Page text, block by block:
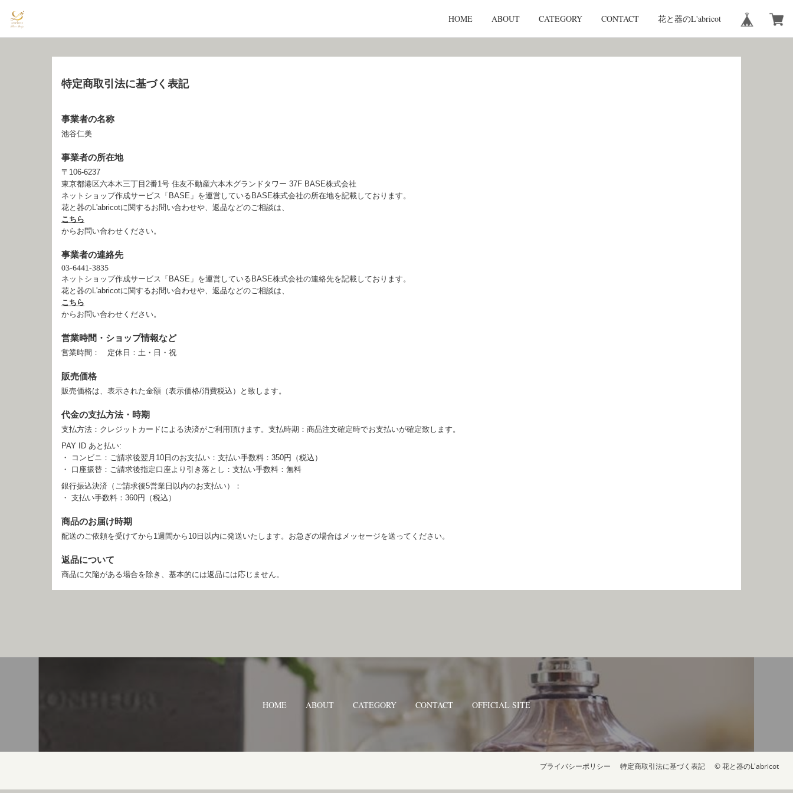
HOME ABOUT CATEGORY CONTACT 花と器のL'abricot
特定商取引法に基づく表記
事業者の名称
池谷仁美
事業者の所在地
〒106-6237
東京都港区六本木三丁目2番1号 住友不動産六本木グランドタワー 37F BASE株式会社
ネットショップ作成サービス「BASE」を運営しているBASE株式会社の所在地を記載しております。
花と器のL'abricotに関するお問い合わせや、返品などのご相談は、
こちら
からお問い合わせください。
事業者の連絡先
ネットショップ作成サービス「BASE」を運営しているBASE株式会社の連絡先を記載しております。
花と器のL'abricotに関するお問い合わせや、返品などのご相談は、
こちら
からお問い合わせください。
営業時間・ショップ情報など
営業時間： 定休日：土・日・祝
販売価格
販売価格は、表示された金額（表示価格/消費税込）と致します。
代金の支払方法・時期
支払方法：クレジットカードによる決済がご利用頂けます。支払時期：商品注文確定時でお支払いが確定致します。
PAY ID あと払い:
・ コンビニ：ご請求後翌月10日のお支払い：支払い手数料：350円（税込）
・ 口座振替：ご請求後指定口座より引き落とし：支払い手数料：無料
銀行振込決済（ご請求後5営業日以内のお支払い）：
・ 支払い手数料：360円（税込）
商品のお届け時期
配送のご依頼を受けてから1週間から10日以内に発送いたします。お急ぎの場合はメッセージを送ってください。
返品について
商品に欠陥がある場合を除き、基本的には返品には応じません。
HOME ABOUT CATEGORY CONTACT OFFICIAL SITE
プライバシーポリシー 特定商取引法に基づく表記 © 花と器のL'abricot